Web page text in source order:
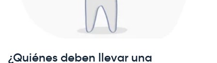
¿Quiénes deben llevar una